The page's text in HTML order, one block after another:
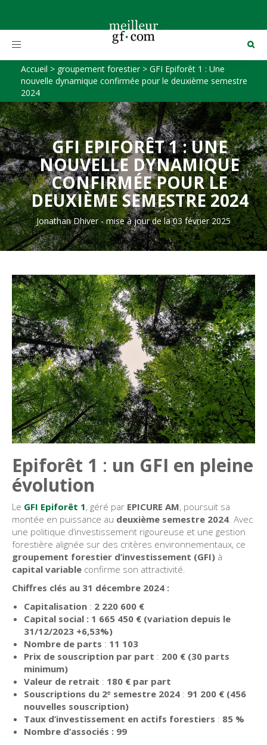
Toggle
Accueil > groupement forestier> GFI Epiforêt 1 : Une
nouvelle dynamique confirmée pour le deuxième semestre
2024
GFI EPIFORÊT 1 : UNE
NOUVELLE DYNAMIQUE
CONFIRMÉE POUR LE
DEUXIÈME SEMESTRE 2024
Jonathan Dhiver-mise à jour de la 03 février 2025
Epiforêt 1 : un GFI en pleine
évolution
Le GFI Epiforêt 1, géré par EPICURE AM, poursuit sa
montée en puissance au deuxième semestre 2024 . Avec
une politique d’investissement rigoureuse et une gestion
forestière alignée sur des critères environnementaux, ce
groupement forestier d’investissement (GFI) à
capital variable confirme son attractivité.
Chiffres clés au 31 décembre 2024 :
Capitalisation : 2 220 600 €
Capital social : 1 665 450 € (variation depuis le
31/12/2023 +6,53%)
Nombre de parts : 11 103
Prix de souscription par part : 200 € (30 parts
minimum)
Valeur de retrait : 180 € par part
Souscriptions du 2ᵉ semestre 2024 : 91 200 € (456
nouvelles souscription)
Taux d’investissement en actifs forestiers : 85 %
Nombre d’associés : 99